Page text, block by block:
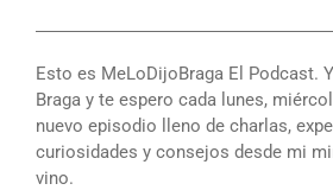
Esto es MeLoDijoBraga El Podcast.
Braga y te espero cada lunes,
nuevo episodio lleno de charlas,
curiosidades y consejos desde mi
vino.